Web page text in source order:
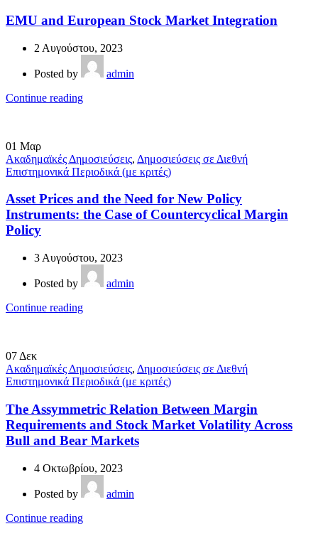
EMU and European Stock Market Integration
2 Αυγούστου, 2023
Posted by
admin
Continue reading
01 Μαρ
Ακαδημαϊκές Δημοσιεύσεις, Δημοσιεύσεις σε Διεθνή
Επιστημονικά Περιοδικά (με κριτές)
Asset Prices and the Need for New Policy
Instruments: the Case of Countercyclical Margin
Policy
3 Αυγούστου, 2023
Posted by
admin
Continue reading
07 Δεκ
Ακαδημαϊκές Δημοσιεύσεις, Δημοσιεύσεις σε Διεθνή
Επιστημονικά Περιοδικά (με κριτές)
The Assymmetric Relation Between Margin
Requirements and Stock Market Volatility Across
Bull and Bear Markets
4 Οκτωβρίου, 2023
Posted by
admin
Continue reading